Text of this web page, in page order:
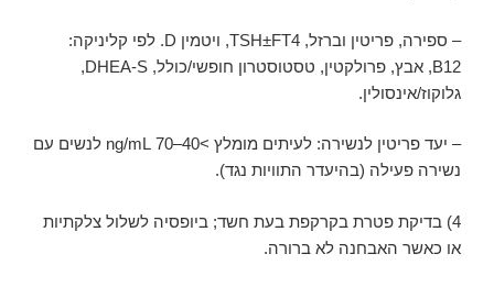
– ספירה, פריטין וברזל, TSH±FT4, ויטמין D. לפי קליניקה:
B12, אבץ, פרולקטין, טסטוסטרון חופשי/כולל, DHEA-S,
גלוקוז/אינסולין.
– יעד פריטין לנשירה: לעיתים מומלץ >40–70 ng/mL לנשים עם
נשירה פעילה (בהיעדר התוויות נגד).
4) בדיקת פטרת בקרקפת בעת חשד; ביופסיה לשלול צלקתיות
או כאשר האבחנה לא ברורה.